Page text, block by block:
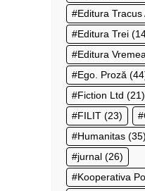
Editura Tracus
Editura Trei
Editura
Ego. Proză
Fiction Ltd (21)
FILIT (23)
Humanitas (35)
jurnal (26)
Kooperativa